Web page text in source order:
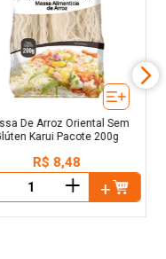
De Arroz Oriental Sem
Karui Pacote 200g
R$ 8,48
＋